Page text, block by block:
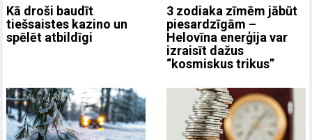
Kā droši baudīt
tiešsaistes kazino un
spēlēt atbildīgi
3 zodiaka zīmēm jābūt
piesardzīgām –
Helovīna enerģija var
izraisīt dažus
“kosmiskus trikus”